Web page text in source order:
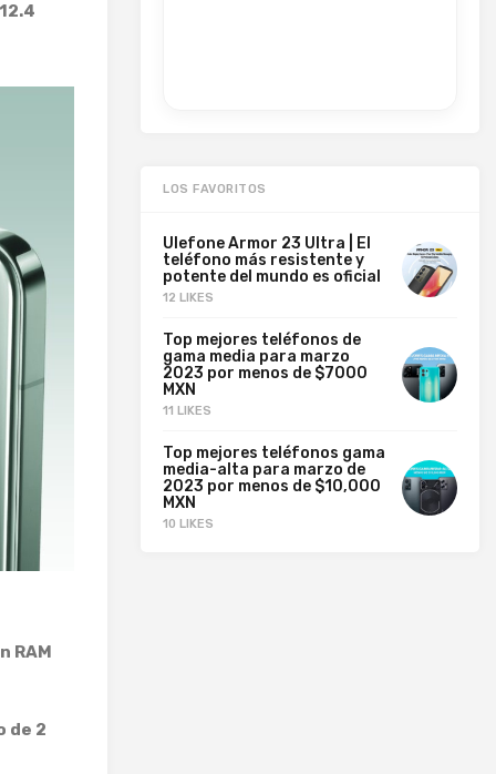
12.4
RAM
de 2
LOS FAVORITOS
Ulefone Armor 23 Ultra | El
teléfono más resistente y
potente del mundo es oficial
12 LIKES
Top mejores teléfonos de
gama media para marzo
2023 por menos de $7000
MXN
11 LIKES
Top mejores teléfonos gama
media-alta para marzo de
2023 por menos de $10,000
MXN
10 LIKES